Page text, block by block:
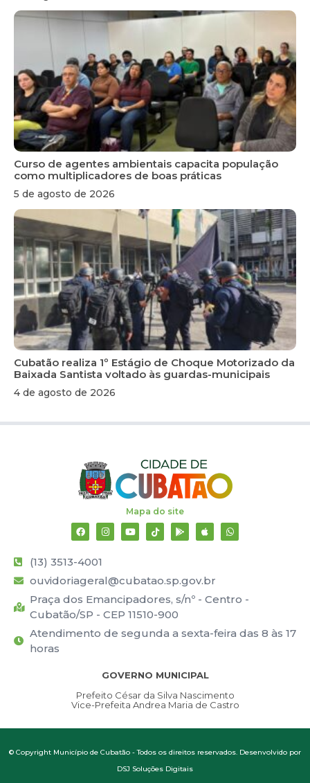
Curso de agentes ambientais capacita população
como multiplicadores de boas práticas
5 de agosto de 2026
Cubatão realiza 1º Estágio de Choque Motorizado da
Baixada Santista voltado às guardas-municipais
4 de agosto de 2026
Mapa do site
(13) 3513-4001
ouvidoriageral@cubatao.sp.gov.br
Praça dos Emancipadores, s/nº - Centro -
Cubatão/SP - CEP 11510-900
Atendimento de segunda a sexta-feira das 8 às 17
horas
GOVERNO MUNICIPAL
Prefeito César da Silva Nascimento
Vice-Prefeita Andrea Maria de Castro
© Copyright Município de Cubatão - Todos os direitos reservados. Desenvolvido por
DSJ Soluções Digitais